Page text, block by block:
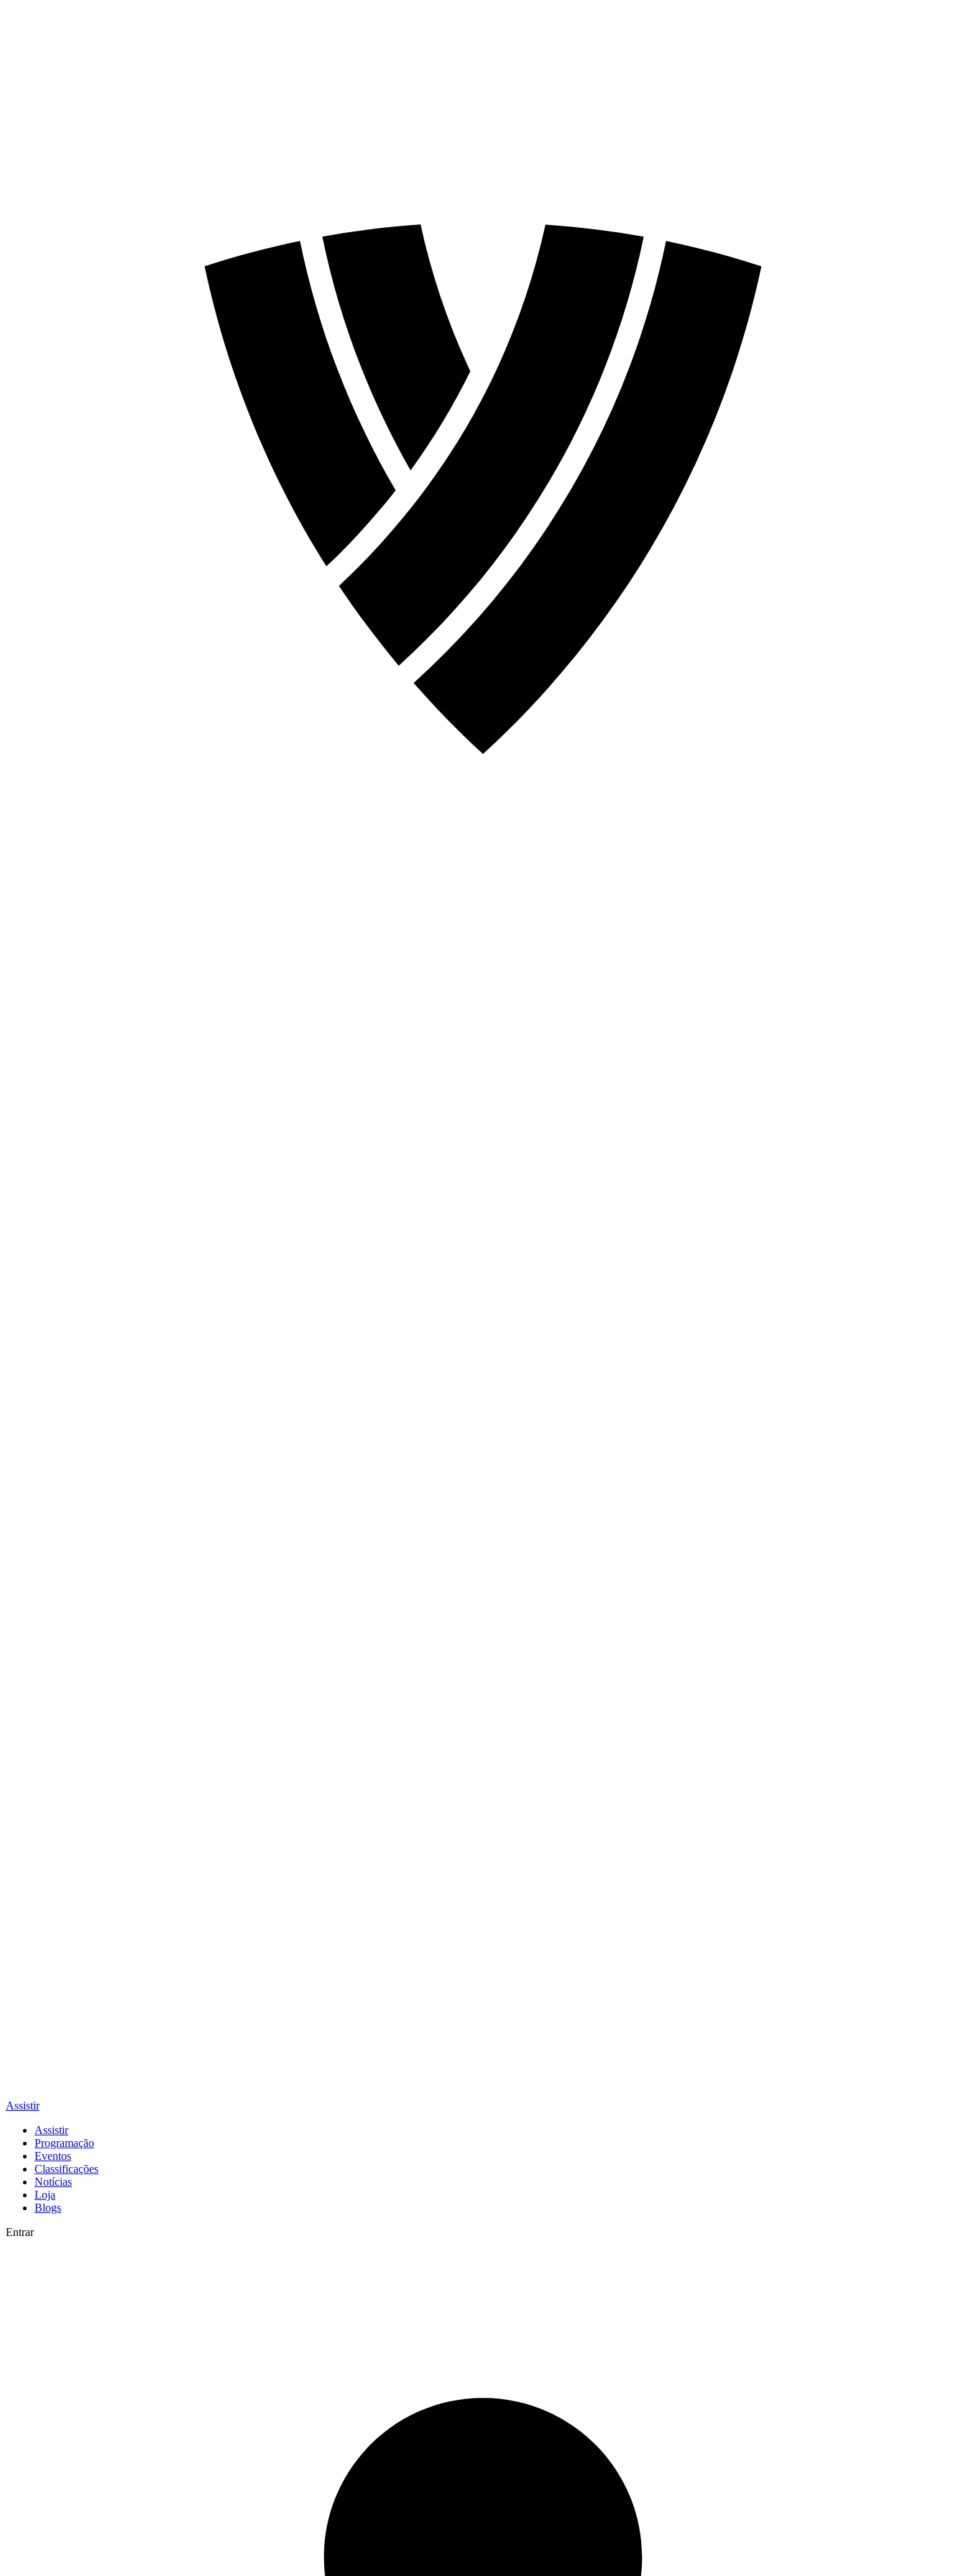
Assistir
Assistir
Programação
Eventos
Classificações
Notícias
Loja
Blogs
Entrar